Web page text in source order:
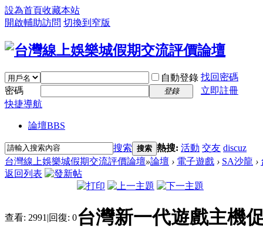
設為首頁收藏本站
開啟輔助訪問 切換到窄版
自動登錄 找回密碼
密碼
登錄
立即註冊
快捷導航
論壇BBS
搜索 搜索 熱搜: 活動 交友 discuz
台灣線上娛樂城假期交流評價論壇»論壇 › 電子遊戲 › SA沙龍 ›
返回列表
查看: 2991 |回復: 0台灣新一代遊戲主機